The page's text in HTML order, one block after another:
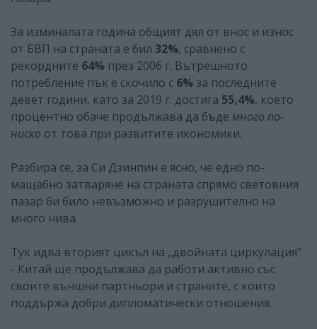
За изминалата година общият дял от внос и износ
от БВП на страната е бил 32%, сравнено с
рекордните 64% през 2006 г. Вътрешното
потребление пък е скочило с 6% за последните
девет години, като за 2019 г. достига 55,4%, което
процентно обаче продължава да бъде много по-
ниско от това при развитите икономики.
Разбира се, за Си Дзинпин е ясно, че едно по-
мащабно затваряне на страната спрямо световния
пазар би било невъзможно и разрушително на
много нива.
Тук идва вторият цикъл на „двойната циркулация"
- Китай ще продължава да работи активно със
своите външни партньори и страните, с които
поддържа добри дипломатически отношения.